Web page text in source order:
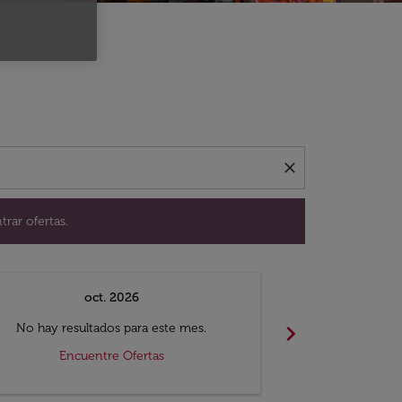
close
ofertas.
para encontrar ofertas.
oct. 2026
No hay resultados para este mes.
Encuentre Ofertas
chevron_right